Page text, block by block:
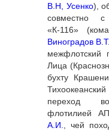
В.Н, Усенко),
совместно
«К-116»
Виноградов
межфлотский
Лица
бухту
переход
флотилией
А.И.
, чей